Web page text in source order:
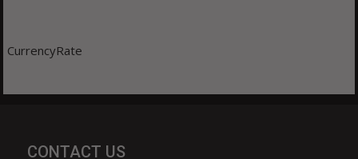
CurrencyRate
CONTACT US